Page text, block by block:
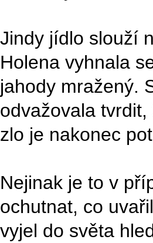
Jindy jídlo slouží
Holena vyhnala
jahody mražený.
odvažovala
zlo je nakonec
Nejinak je to v
ochutnat, co
vyjel do světa